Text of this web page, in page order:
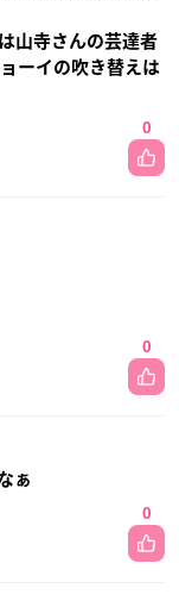
山寺さんの芸達者
ーイの吹き替えは
0
0
ぁ
0